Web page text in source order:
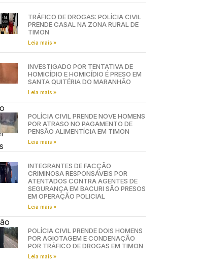
TRÁFICO DE DROGAS: POLÍCIA CIVIL
PRENDE CASAL NA ZONA RURAL DE
TIMON
Leia mais »
INVESTIGADO POR TENTATIVA DE
HOMICÍDIO E HOMICÍDIO É PRESO EM
SANTA QUITÉRIA DO MARANHÃO
Leia mais »
POLÍCIA CIVIL PRENDE NOVE HOMENS
POR ATRASO NO PAGAMENTO DE
PENSÃO ALIMENTÍCIA EM TIMON
Leia mais »
INTEGRANTES DE FACÇÃO
CRIMINOSA RESPONSÁVEIS POR
ATENTADOS CONTRA AGENTES DE
SEGURANÇA EM BACURI SÃO PRESOS
EM OPERAÇÃO POLICIAL
Leia mais »
POLÍCIA CIVIL PRENDE DOIS HOMENS
POR AGIOTAGEM E CONDENAÇÃO
POR TRÁFICO DE DROGAS EM TIMON
Leia mais »